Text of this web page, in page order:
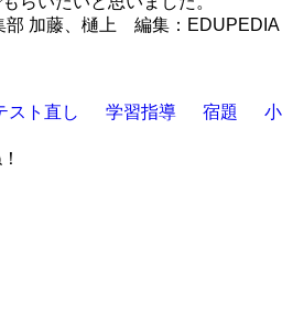
部 加藤、樋上 編集：EDUPEDIA
スト直し 学習指導 宿題
小